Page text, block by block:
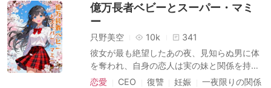
閲覧履歴
ログアウトします
都市
恋愛
人狼
億万長者ベビーとスーパー・マミ
ー
只野美空 10k
341
彼女が最も絶望したあの夜、見知らぬ男に体
を奪われ、自身の恋人は実の妹と関係を持っ
ていた。誰もが彼女を醜く、不釣り合いだと
恋愛 CEO 復讐 妊娠
一夜限りの関係